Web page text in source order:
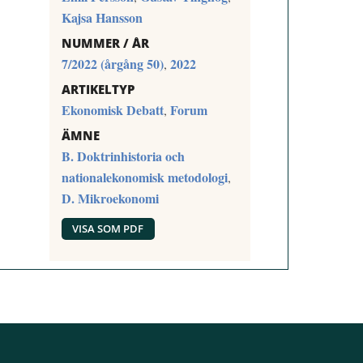
Kajsa Hansson
NUMMER / ÅR
7/2022 (årgång 50), 2022
ARTIKELTYP
Ekonomisk Debatt, Forum
ÄMNE
B. Doktrinhistoria och
nationalekonomisk metodologi,
D. Mikroekonomi
VISA SOM PDF